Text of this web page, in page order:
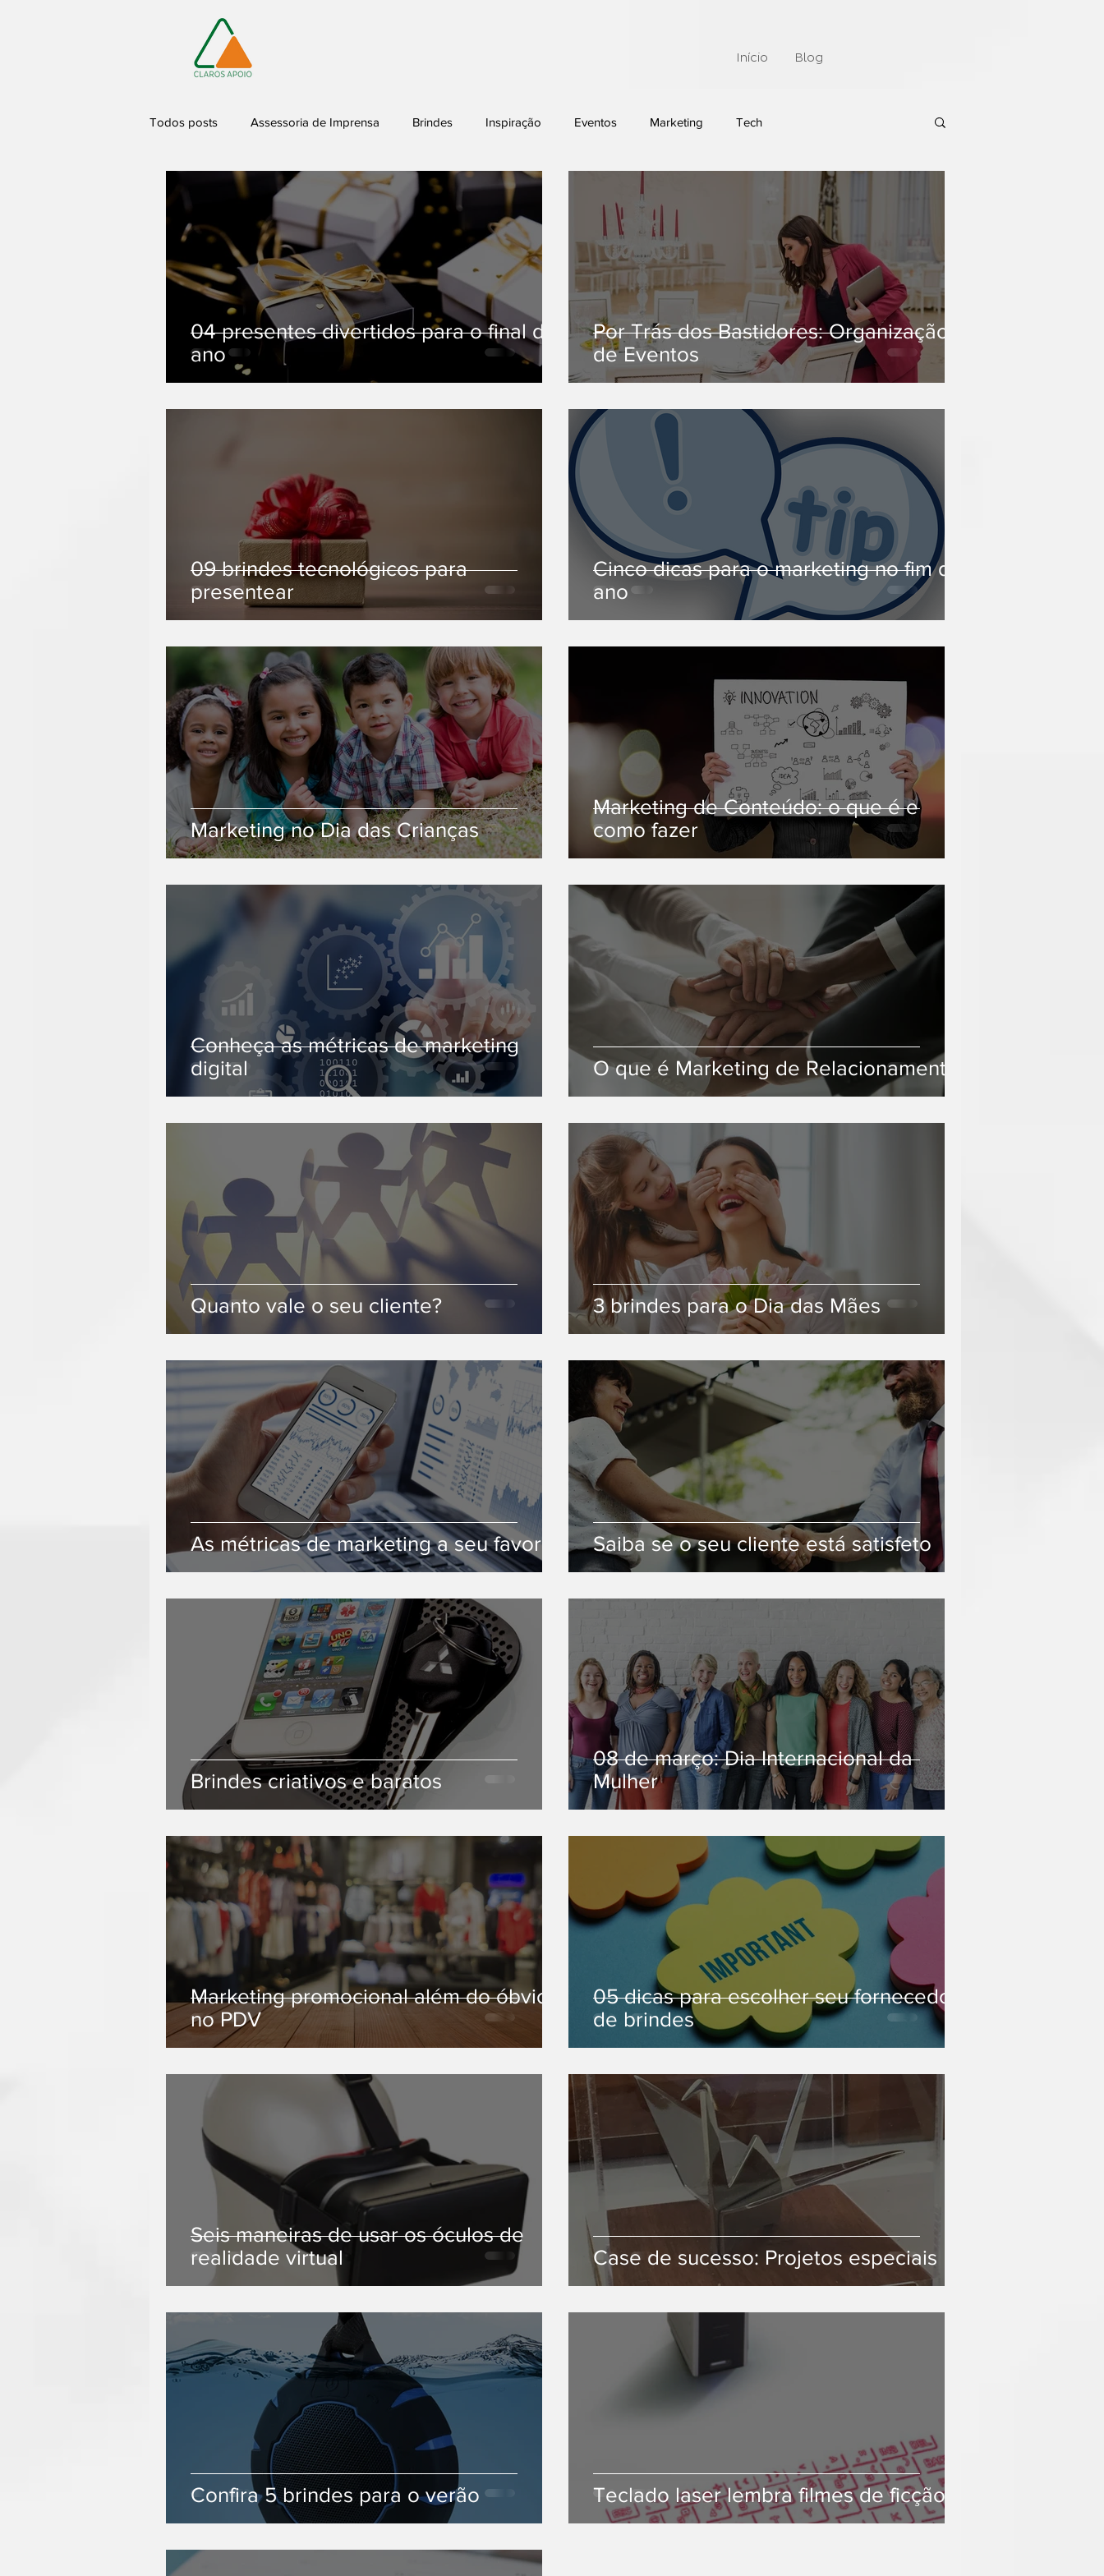
Início Blog
Todos posts Assessoria de Imprensa Brindes Inspiração Eventos Marketing Tech
04 presentes divertidos para o final de
ano
Por Trás dos Bastidores: Organização
de Eventos
09 brindes tecnológicos para
presentear
Cinco dicas para o marketing no fim de
ano
Marketing no Dia das Crianças
Marketing de Conteúdo: o que é e
como fazer
Conheça as métricas de marketing
digital
O que é Marketing de Relacionamento
3 brindes para o Dia das Mães
As métricas de marketing a seu favor Saiba se o seu cliente está satisfeto
Brindes criativos e baratos
08 de março: Dia Internacional da
Mulher
Marketing promocional além do óbvio
no PDV
05 dicas para escolher seu fornecedor
de brindes
Seis maneiras de usar os óculos de
realidade virtual
Case de sucesso: Projetos especiais
Confira 5 brindes para o verão Teclado laser lembra filmes de ficção